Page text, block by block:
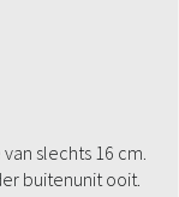
slechts 16 cm.
buitenunit ooit.